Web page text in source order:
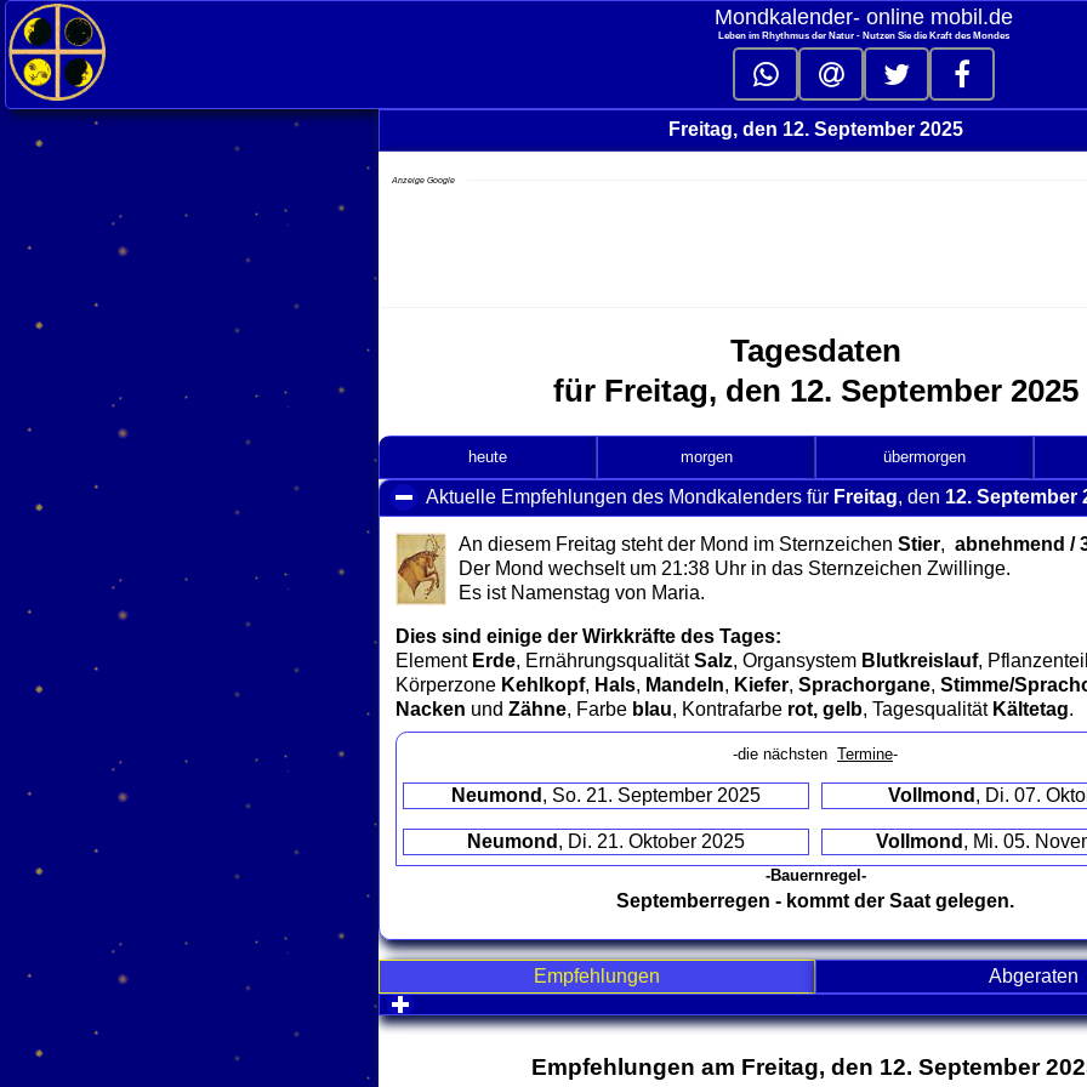
Mondkalender‑ online mobil.de
Leben im Rhythmus der Natur - Nutzen Sie die Kraft des Mondes
Freitag, den 12. September 2025
Anzeige Google
Tagesdaten
für Freitag, den 12. September 2025
heute morgen übermorgen
Aktuelle Empfehlungen des Mondkalenders für Freitag, den 12. September
An diesem Freitag steht der Mond im Sternzeichen Stier, abnehmend /
Der Mond wechselt um 21:38 Uhr in das Sternzeichen Zwillinge.
Es ist Namenstag von Maria.
Dies sind einige der Wirkkräfte des Tages:
Element Erde, ErnährungsqualitätSalz, Organsystem Blutkreislauf, Pflanzenteil
Körperzone Kehlkopf, Hals, Mandeln, Kiefer, Sprachorgane, Stimme/
Nacken und Zähne, Farbe blau, Kontrafarbe rot, gelb, Tagesqualität Kältetag.
-die nächsten Termine-
Neumond , So. 21. September 2025 Vollmond , Di. 07.
Neumond , Di. 21. Oktober 2025 Vollmond , Mi. 05.
-Bauernregel-
Septemberregen - kommt der Saat gelegen.
Empfehlungen
Abgeraten
click to expand contents
Empfehlungen am Freitag, den 12. September